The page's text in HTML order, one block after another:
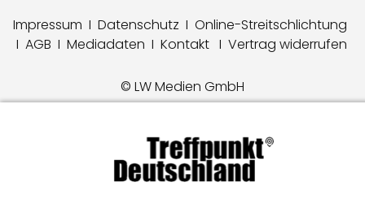
Impressum I Datenschutz I Online-Streitschlichtung
I AGB I Mediadaten I Kontakt I Vertrag widerrufen
© LW Medien GmbH